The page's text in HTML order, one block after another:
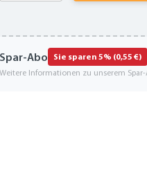
Spar-Abo Sie sparen 5% (0,55 €)
Weitere Informationen zu unserem